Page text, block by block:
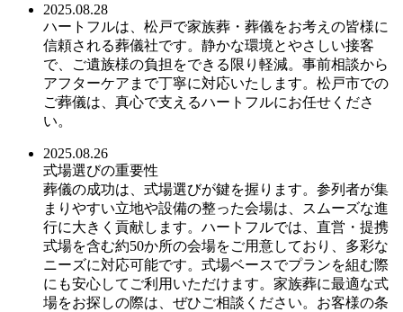
2025.08.28
ハートフルは、松戸で家族葬・葬儀をお考えの皆様に
信頼される葬儀社です。静かな環境とやさしい接客
で、ご遺族様の負担をできる限り軽減。事前相談から
アフターケアまで丁寧に対応いたします。松戸市での
ご葬儀は、真心で支えるハートフルにお任せくださ
い。
2025.08.26
式場選びの重要性
葬儀の成功は、式場選びが鍵を握ります。参列者が集
まりやすい立地や設備の整った会場は、スムーズな進
行に大きく貢献します。ハートフルでは、直営・提携
式場を含む約50か所の会場をご用意しており、多彩な
ニーズに対応可能です。式場ベースでプランを組む際
にも安心してご利用いただけます。家族葬に最適な式
場をお探しの際は、ぜひご相談ください。お客様の条